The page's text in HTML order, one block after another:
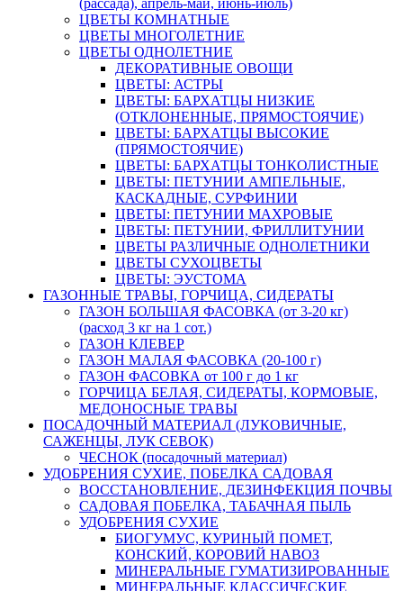
(рассада), апрель-май, июнь-июль)
ЦВЕТЫ КОМНАТНЫЕ
ЦВЕТЫ МНОГОЛЕТНИЕ
ЦВЕТЫ ОДНОЛЕТНИЕ
ДЕКОРАТИВНЫЕ ОВОЩИ
ЦВЕТЫ: АСТРЫ
ЦВЕТЫ: БАРХАТЦЫ НИЗКИЕ
(ОТКЛОНЕННЫЕ, ПРЯМОСТОЯЧИЕ)
ЦВЕТЫ: БАРХАТЦЫ ВЫСОКИЕ
(ПРЯМОСТОЯЧИЕ)
ЦВЕТЫ: БАРХАТЦЫ ТОНКОЛИСТНЫЕ
ЦВЕТЫ: ПЕТУНИИ АМПЕЛЬНЫЕ,
КАСКАДНЫЕ, СУРФИНИИ
ЦВЕТЫ: ПЕТУНИИ МАХРОВЫЕ
ЦВЕТЫ: ПЕТУНИИ, ФРИЛЛИТУНИИ
ЦВЕТЫ РАЗЛИЧНЫЕ ОДНОЛЕТНИКИ
ЦВЕТЫ СУХОЦВЕТЫ
ЦВЕТЫ: ЭУСТОМА
ГАЗОННЫЕ ТРАВЫ, ГОРЧИЦА, СИДЕРАТЫ
ГАЗОН БОЛЬШАЯ ФАСОВКА (от 3-20 кг)
(расход 3 кг на 1 сот.)
ГАЗОН КЛЕВЕР
ГАЗОН МАЛАЯ ФАСОВКА (20-100 г)
ГАЗОН ФАСОВКА от 100 г до 1 кг
ГОРЧИЦА БЕЛАЯ, СИДЕРАТЫ, КОРМОВЫЕ,
МЕДОНОСНЫЕ ТРАВЫ
ПОСАДОЧНЫЙ МАТЕРИАЛ (ЛУКОВИЧНЫЕ,
САЖЕНЦЫ, ЛУК СЕВОК)
ЧЕСНОК (посадочный материал)
УДОБРЕНИЯ СУХИЕ, ПОБЕЛКА САДОВАЯ
ВОССТАНОВЛЕНИЕ, ДЕЗИНФЕКЦИЯ ПОЧВЫ
САДОВАЯ ПОБЕЛКА, ТАБАЧНАЯ ПЫЛЬ
УДОБРЕНИЯ СУХИЕ
БИОГУМУС, КУРИНЫЙ ПОМЕТ,
КОНСКИЙ, КОРОВИЙ НАВОЗ
МИНЕРАЛЬНЫЕ ГУМАТИЗИРОВАННЫЕ
МИНЕРАЛЬНЫЕ КЛАССИЧЕСКИЕ